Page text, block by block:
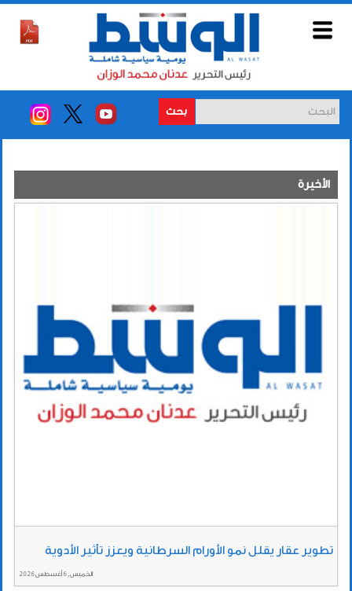
بحث
الأخيرة
تطوير عقار يقلل نمو الأورام السرطانية ويعزز تأثير الأدوية
الخميس , 6 أغسطس 2026